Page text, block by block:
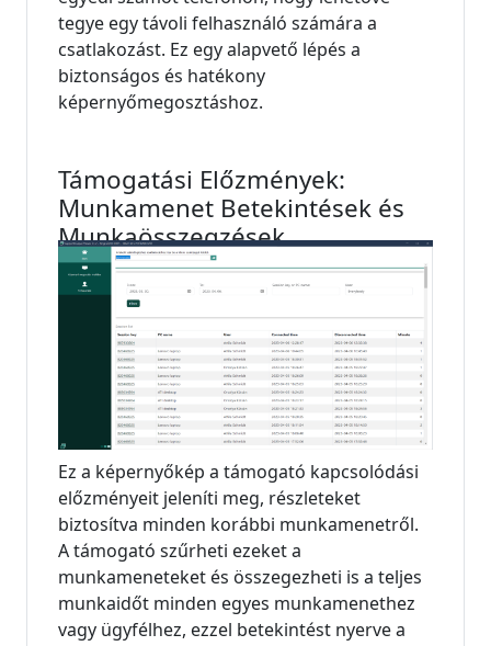
tegye egy távoli felhasználó számára a
csatlakozást. Ez egy alapvető lépés a
biztonságos és hatékony
képernyőmegosztáshoz.
Támogatási Előzmények:
Munkamenet Betekintések és
Munkaösszegzések
Ez a képernyőkép a támogató kapcsolódási
előzményeit jeleníti meg, részleteket
biztosítva minden korábbi munkamenetről.
A támogató szűrheti ezeket a
munkameneteket és összegezheti is a teljes
munkaidőt minden egyes munkamenethez
vagy ügyfélhez, ezzel betekintést nyerve a